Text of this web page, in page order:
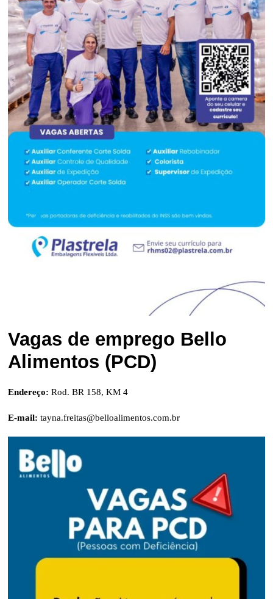
Vagas de emprego Bello
Alimentos (PCD)
Endereço: Rod. BR 158, KM 4
E-mail: tayna.freitas@belloalimentos.com.br